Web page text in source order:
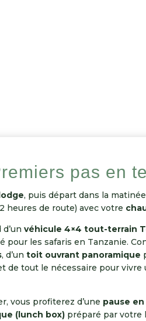
pas en
, puis départ dans la matinée
heures de route) avec votre
d’unvéhicule 4×4 tout-terrain
pour les safaris en Tanzanie.
, d’untoit ouvrant panoramique
de tout le nécessaire pour vivre
vous profiterez d’une pause
(lunch box) préparé par votre